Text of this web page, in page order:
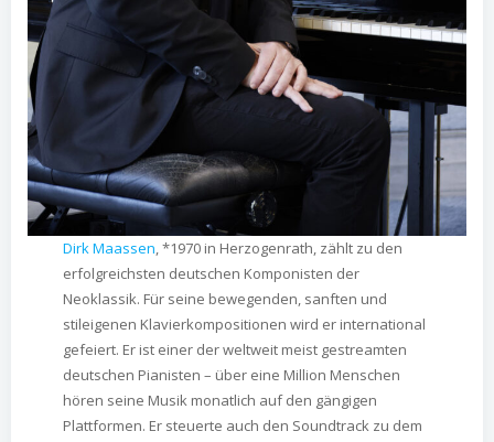
Dirk Maassen, *1970 in Herzogenrath, zählt zu den
erfolgreichsten deutschen Komponisten der
Neoklassik. Für seine bewegenden, sanften und
stileigenen Klavierkompositionen wird er international
gefeiert. Er ist einer der weltweit meist gestreamten
deutschen Pianisten – über eine Million Menschen
hören seine Musik monatlich auf den gängigen
Plattformen. Er steuerte auch den Soundtrack zu dem